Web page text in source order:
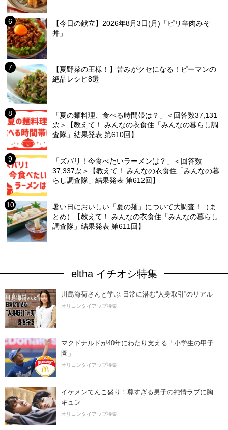
【今日の献立】2026年8月3日(月)「ピリ辛肉みそ
丼」
【夏野菜の王様！】苦みがクセになる！ピーマンの
絶品レシピ8選
「夏の麺料理、食べる時間帯は？」＜回答数37,131
票＞【教えて！ みんなの衣食住「みんなの暮らし調
査隊」結果発表 第610回】
「ズバリ！今食べたいラーメンは？」＜回答数
37,337票＞【教えて！ みんなの衣食住「みんなの暮
らし調査隊」結果発表 第612回】
暑い日においしい「夏の麺」について大調査！（ま
とめ）【教えて！ みんなの衣食住「みんなの暮らし
調査隊」結果発表 第611回】
eltha イチオシ特集
川島海荷さんと学ぶ 日常に潜む“人身取引”のリアル
オリコンタイアップ特集
マクドナルドが40年にわたり支える「小学生の甲子
園」
オリコンタイアップ特集
イケメンてんこ盛り！尊すぎる男子の純情ラブに胸
キュン
オリコンタイアップ特集